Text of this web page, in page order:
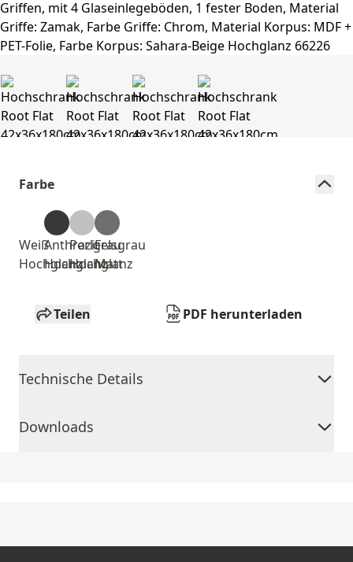
Farbe
Weiß
Hochglanz
Anthrazit
Hochglanz
Perlgrau
Hochglanz
Felsgrau
Matt
Teilen PDF herunterladen
Technische Details
Downloads